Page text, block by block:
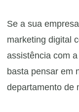
Se a sua
marketing digital
assistência com
basta pensar em
departamento de